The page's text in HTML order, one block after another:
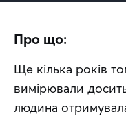
Про що:
Ще кілька років
вимірювали
людина